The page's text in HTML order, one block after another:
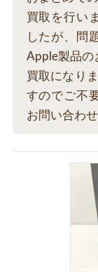
買取を行い
したが、問
Apple製品の
買取になり
すのでご不
お問い合わせ